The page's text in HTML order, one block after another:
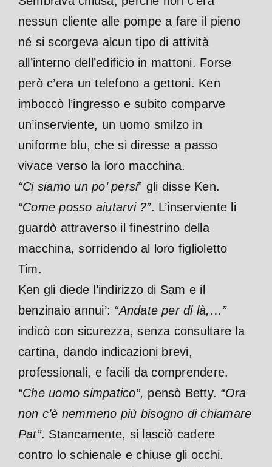
nessun cliente alle pompe a fare il pieno
né si scorgeva alcun tipo di attività
all’interno dell’edificio in mattoni. Forse
però c’era un telefono a gettoni. Ken
imboccò l’ingresso e subito comparve
un’inserviente, un uomo smilzo in
uniforme blu, che si diresse a passo
vivace verso la loro macchina.
“Ci siamo un po’ persi” gli disse Ken.
“Come posso aiutarvi ?”. L’inserviente li
guardò attraverso il finestrino della
macchina, sorridendo al loro figlioletto
Tim.
Ken gli diede l’indirizzo di Sam e il
benzinaio annui’: “Andate per di là,…”
indicò con sicurezza, senza consultare la
cartina, dando indicazioni brevi,
professionali, e facili da comprendere.
“Che uomo simpatico”, pensò Betty. “Ora
non c’è nemmeno più bisogno di chiamare
Pat”. Stancamente, si lasciò cadere
contro lo schienale e chiuse gli occhi.